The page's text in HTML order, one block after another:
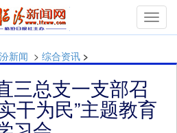
新闻 > 综合资讯 >
三总支一支部召
干为民”主题教育